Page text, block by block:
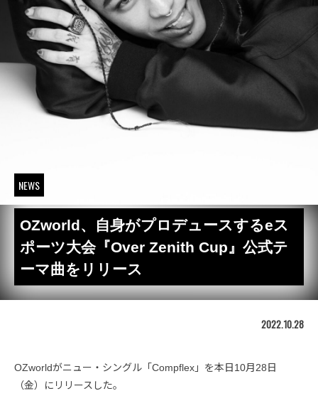
NEWS
OZworld、自身がプロデュースするeス
ポーツ大会『Over Zenith Cup』公式テ
ーマ曲をリリース
2022.10.28
OZworldがニュー・シングル「Compflex」を本日10月28日
（金）にリリースした。